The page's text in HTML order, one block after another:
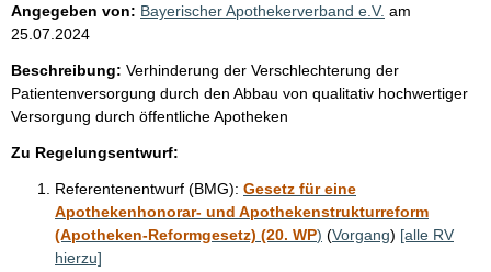
Angegeben von: Bayerischer Apothekerverband e.V. am
25.07.2024
Beschreibung: Verhinderung der Verschlechterung der
Patientenversorgung durch den Abbau von qualitativ hochwertiger
Versorgung durch öffentliche Apotheken
Zu Regelungsentwurf:
Referentenentwurf (BMG): Gesetz für eine
Apothekenhonorar- und Apothekenstrukturreform
(Apotheken-Reformgesetz) (20. WP) (Vorgang) [alle RV
hierzu]